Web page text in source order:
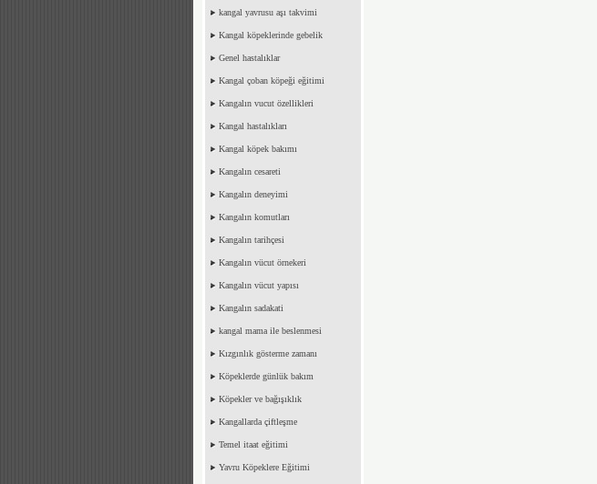
kangal yavrusu aşı takvimi
Kangal köpeklerinde gebelik
Genel hastalıklar
Kangal çoban köpeği eğitimi
Kangalın vucut özellikleri
Kangal hastalıkları
Kangal köpek bakımı
Kangalın cesareti
Kangalın deneyimi
Kangalın komutları
Kangalın tarihçesi
Kangalın vücut örnekeri
Kangalın vücut yapısı
Kangalın sadakati
kangal mama ile beslenmesi
Kızgınlık gösterme zamanı
Köpeklerde günlük bakım
Köpekler ve bağışıklık
Kangallarda çiftleşme
Temel itaat eğitimi
Yavru Köpeklere Eğitimi